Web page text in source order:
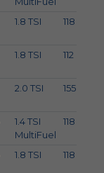
1.8 TSI 118
1.8 TSI 112
2.0 TSI 155
1.4 TSI
MultiFuel
118
1.8 TSI 118